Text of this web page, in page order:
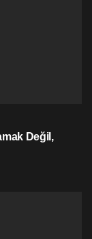
Değil,